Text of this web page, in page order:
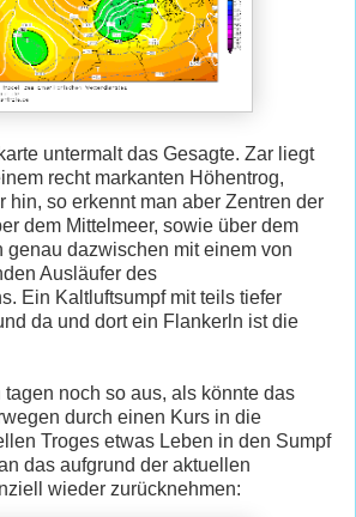
untermalt das Gesagte. Zar liegt
recht markanten Höhentrog,
hin, so erkennt man aber Zentren der
dem Mittelmeer, sowie über dem
genau dazwischen mit einem von
Ausläufer des
Ein Kaltluftsumpf mit teils tiefer
da und dort ein Flankerln ist die
noch so aus, als könnte das
durch einen Kurs in die
Troges etwas Leben in den Sumpf
das aufgrund der aktuellen
wieder zurücknehmen: